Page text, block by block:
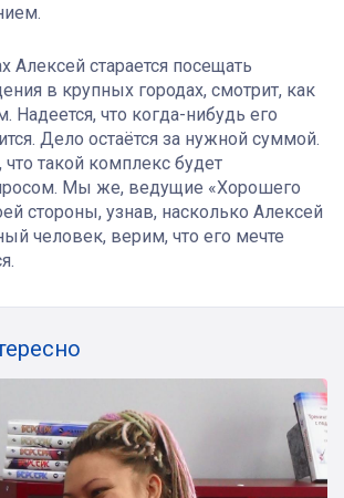
Алексей старается посещать
в крупных городах, смотрит, как
Надеется, что когда-нибудь его
Дело остаётся за нужной суммой.
такой комплекс будет
Мы же, ведущие «Хорошего
стороны, узнав, насколько Алексей
человек, верим, что его мечте